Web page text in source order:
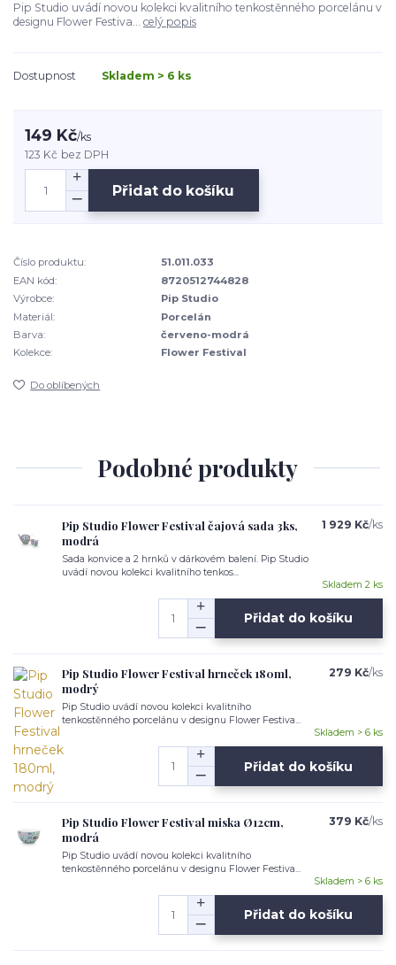
Pip Studio uvádí novou kolekci kvalitního tenkostěnného porcelánu v
designu Flower Festiva... celý popis
Dostupnost Skladem > 6 ks
149 Kč/ks
123 Kč bez DPH
Přidat do košíku
Číslo produktu:
51.011.033
EAN kód:
8720512744828
Výrobce:
Pip Studio
Materiál:
Porcelán
Barva:
červeno-modrá
Kolekce:
Flower Festival
Do oblíbených
Podobné produkty
Pip Studio Flower Festival čajová sada 3ks,
modrá
Sada konvice a 2 hrnků v dárkovém balení. Pip Studio
uvádí novou kolekci kvalitního tenkos...
1 929 Kč/ks
Skladem 2 ks
Přidat do košíku
Pip Studio Flower Festival hrneček 180ml,
modrý
Pip Studio uvádí novou kolekci kvalitního
tenkostěnného porcelánu v designu Flower Festiva...
279 Kč/ks
Skladem > 6 ks
Přidat do košíku
Pip Studio Flower Festival miska Ø12cm,
modrá
Pip Studio uvádí novou kolekci kvalitního
tenkostěnného porcelánu v designu Flower Festiva...
379 Kč/ks
Skladem > 6 ks
Přidat do košíku